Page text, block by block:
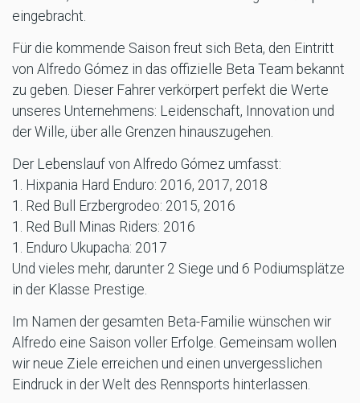
eingebracht.
Für die kommende Saison freut sich Beta, den Eintritt
von Alfredo Gómez in das offizielle Beta Team bekannt
zu geben. Dieser Fahrer verkörpert perfekt die Werte
unseres Unternehmens: Leidenschaft, Innovation und
der Wille, über alle Grenzen hinauszugehen.
Der Lebenslauf von Alfredo Gómez umfasst:
1. Hixpania Hard Enduro: 2016, 2017, 2018
1. Red Bull Erzbergrodeo: 2015, 2016
1. Red Bull Minas Riders: 2016
1. Enduro Ukupacha: 2017
Und vieles mehr, darunter 2 Siege und 6 Podiumsplätze
in der Klasse Prestige.
Im Namen der gesamten Beta-Familie wünschen wir
Alfredo eine Saison voller Erfolge. Gemeinsam wollen
wir neue Ziele erreichen und einen unvergesslichen
Eindruck in der Welt des Rennsports hinterlassen.